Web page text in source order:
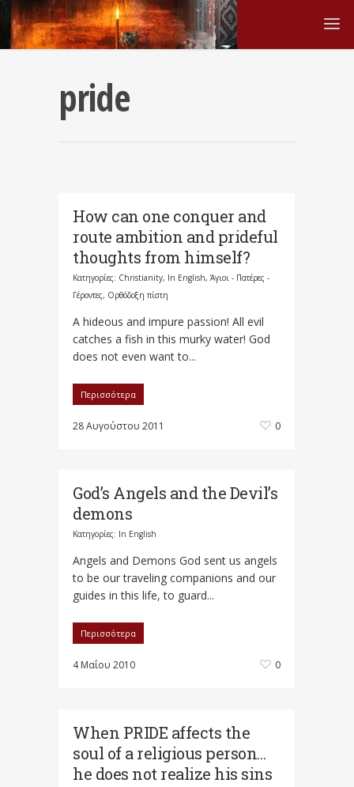
pride
How can one conquer and
route ambition and prideful
thoughts from himself?
Κατηγορίες: Christianity, In English, Άγιοι - Πατέρες -
Γέροντες, Ορθόδοξη πίστη
A hideous and impure passion! All evil
catches a fish in this murky water! God
does not even want to...
Περισσότερα
28 Αυγούστου 2011 0
God’s Angels and the Devil’s
demons
Κατηγορίες: In English
Angels and Demons God sent us angels
to be our traveling companions and our
guides in this life, to guard...
Περισσότερα
4 Μαΐου 2010 0
When PRIDE affects the
soul of a religious person…
he does not realize his sins